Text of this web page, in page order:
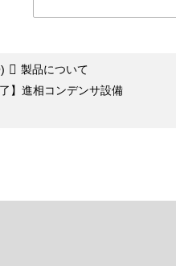
製品について
了】進相コンデンサ設備